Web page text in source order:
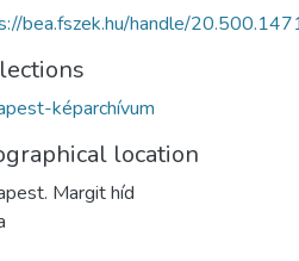
bea.fszek.hu/handle/
képarchívum
location
Margit híd